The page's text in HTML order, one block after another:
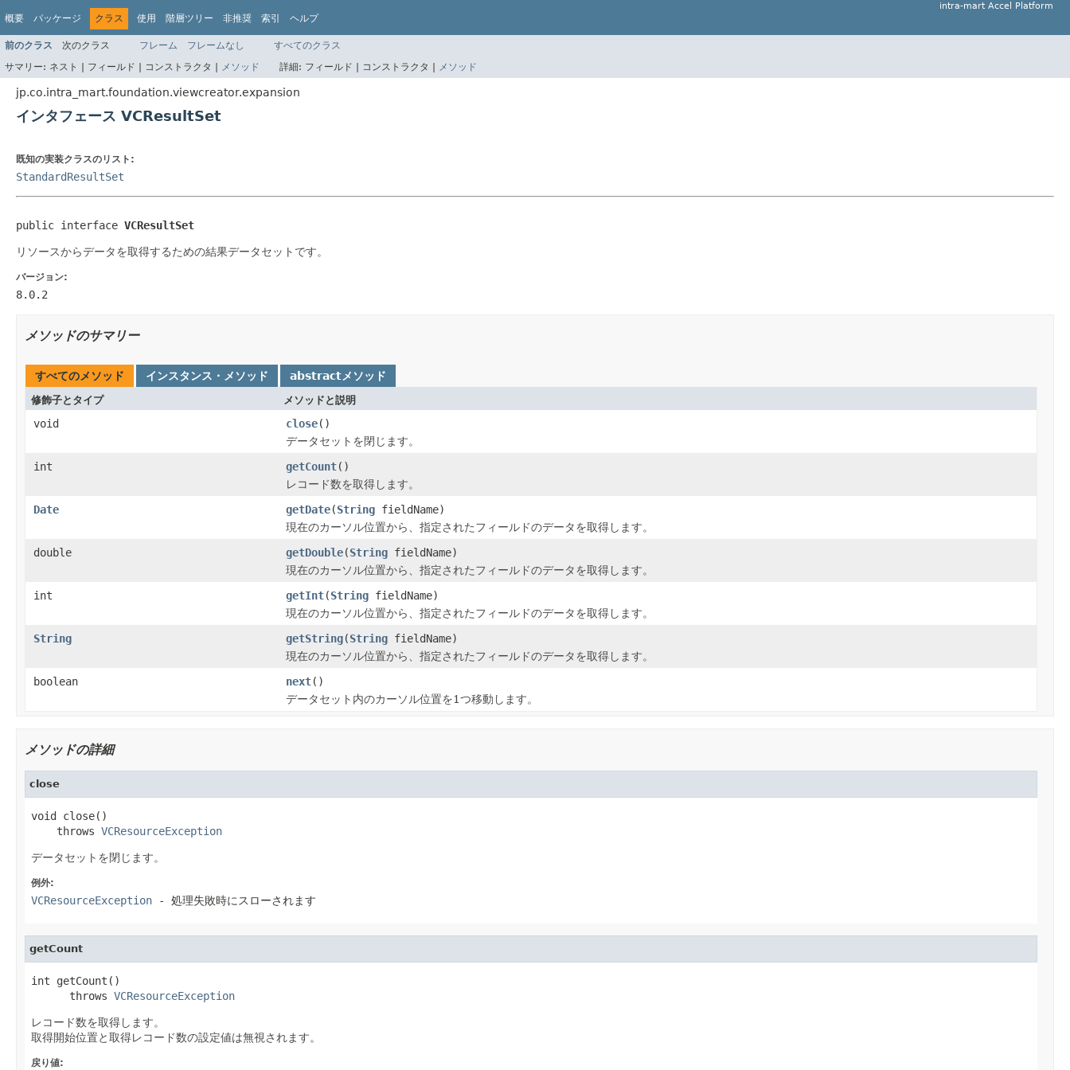
概要 パッケージ クラス 使用 階層ツリー 非推奨 索引 ヘルプ
intra-mart Accel Platform
前のクラス 次のクラス フレーム フレームなし
すべてのクラス
サマリー: ネスト | フィールド | コンストラクタ | メソッド 詳細: フィールド | コンストラクタ | メソッド
jp.co.intra_mart.foundation.viewcreator.expansion
インタフェース VCResultSet
既知の実装クラスのリスト:
StandardResultSet
public interface VCResultSet
リソースからデータを取得するための結果データセットです。
バージョン:
8.0.2
メソッドのサマリー
すべてのメソッド インスタンス・メソッド abstractメソッド
修飾子とタイプ メソッドと説明
void close()
データセットを閉じます。
int
getCount()
レコード数を取得します。
Date
getDate(String fieldName)
現在のカーソル位置から、指定されたフィールドのデータを取得します。
double
getDouble(String fieldName)
現在のカーソル位置から、指定されたフィールドのデータを取得します。
int
getInt(String fieldName)
現在のカーソル位置から、指定されたフィールドのデータを取得します。
String
getString(String fieldName)
現在のカーソル位置から、指定されたフィールドのデータを取得します。
boolean
next()
データセット内のカーソル位置を1つ移動します。
メソッドの詳細
close
void close()
    throws
VCResourceException
データセットを閉じます。
例外:
VCResourceException - 処理失敗時にスローされます
getCount
int getCount()
      throws
VCResourceException
レコード数を取得します。
取得開始位置と取得レコード数の設定値は無視されます。
戻り値: